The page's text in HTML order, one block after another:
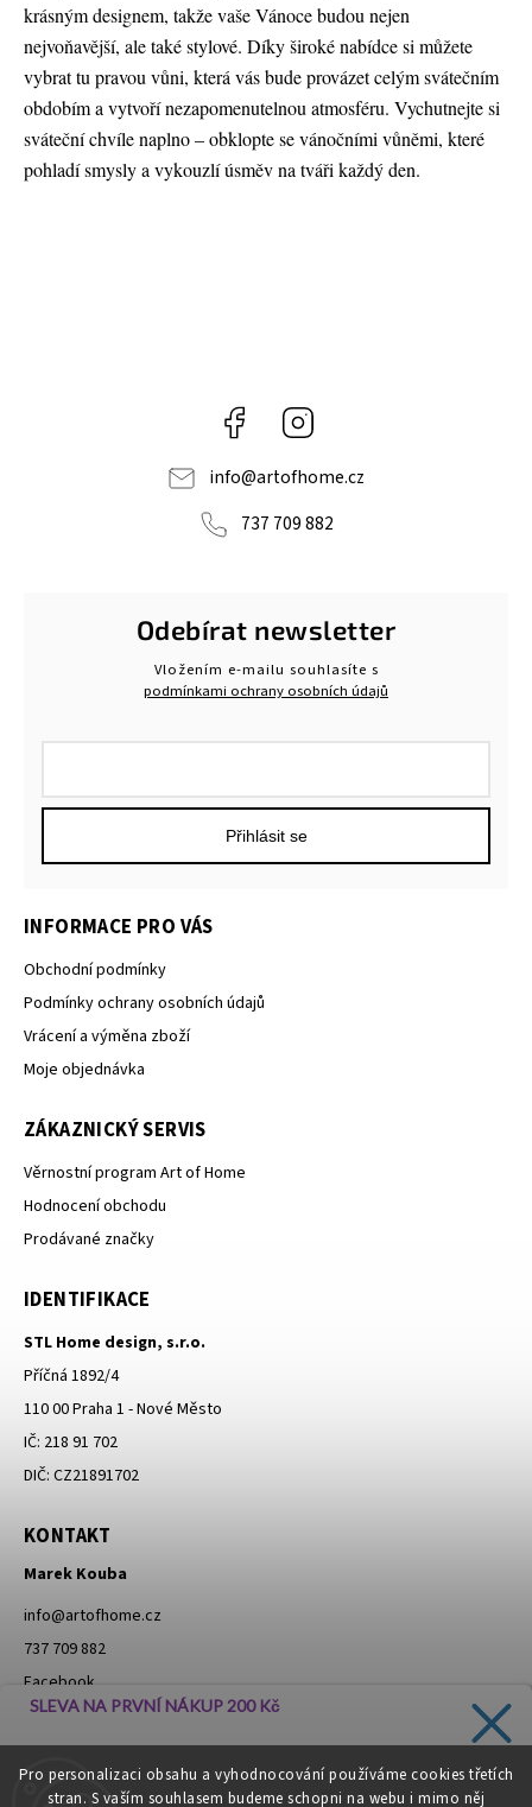
Pro personalizaci obsahu a vyhodnocování používáme cookies třetích
stran. S vaším souhlasem budeme schopni na webu i mimo něj
krásným designem, takže vaše Vánoce budou nejen
nejvoňavější, ale také stylové. Díky široké nabídce si můžete
vybrat tu pravou vůni, která vás bude provázet celým svátečním
obdobím a vytvoří nezapomenutelnou atmosféru. Vychutnejte si
sváteční chvíle naplno – obklopte se vánočními vůněmi, které
pohladí smysly a vykouzlí úsměv na tváři každý den.
Facebook
info@artofhome.cz
737 709 882
Odebírat newsletter
Vložením e-mailu souhlasíte s
podmínkami ochrany osobních údajů
Přihlásit se
INFORMACE PRO VÁS
Obchodní podmínky
Podmínky ochrany osobních údajů
Vrácení a výměna zboží
Moje objednávka
ZÁKAZNICKÝ SERVIS
Věrnostní program Art of Home
Hodnocení obchodu
Prodávané značky
IDENTIFIKACE
STL Home design, s.r.o.
Příčná 1892/4
110 00 Praha 1 - Nové Město
IČ: 218 91 702
DIČ: CZ21891702
KONTAKT
Marek Kouba
info@artofhome.cz
737 709 882
Facebook
Instagram
SLEVA NA PRVNÍ NÁKUP 200 Kč
slevách přímo do vaší schránky!